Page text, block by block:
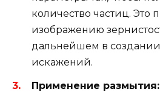
количество частиц. Это
изображению
дальнейшем в
искажений.
Применение размытия: